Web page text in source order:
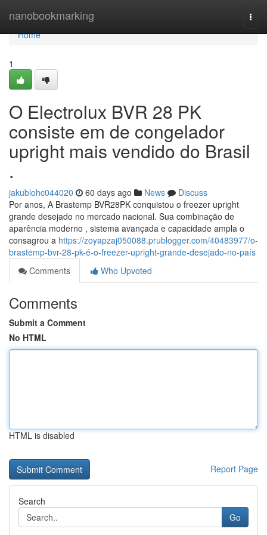
nanobookmarking
Home
Home
1
O Electrolux BVR 28 PK
consiste em de congelador
upright mais vendido do Brasil
.
jakublohc044020 60 days ago News
Discuss
Por anos, A Brastemp BVR28PK conquistou o freezer upright
grande desejado no mercado nacional. Sua combinação de
aparência moderno , sistema avançada e capacidade ampla o
consagrou a https://zoyapzaj050088.prublogger.com/40483977/o-
brastemp-bvr-28-pk-é-o-freezer-upright-grande-desejado-no-país
Comments
Who Upvoted
Comments
Submit a Comment
No HTML
HTML is disabled
Report Page
Search
Go